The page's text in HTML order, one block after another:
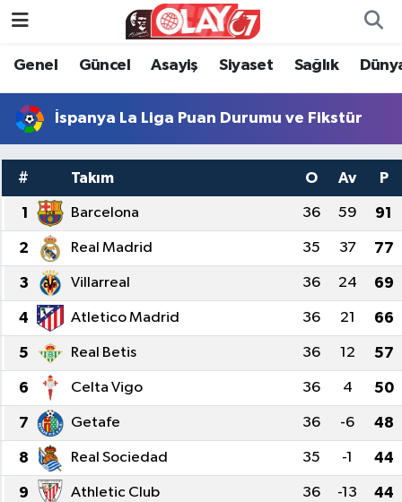
Genel Güncel Asayiş Siyaset Sağlık
İspanya La Liga Puan Durumu ve Fikstür
# Takım O Av P
1 Barcelona 36 59 91
2 Real Madrid 35 37 77
3 Villarreal 36 24 69
4 Atletico Madrid 36 21 66
5 Real Betis 36 12 57
6 Celta Vigo 36 4 50
7 Getafe 36 -6 48
8 Real Sociedad 35 -1 44
9 Athletic Club 36 -13 44
KATEGORİSİZ
ANA SAYFA
Genel
Güncel
Asayiş
Siyaset
Sağlık
Kültür Sanat
Dünya
Spor
Genel
Güncel
Asayiş
Siyaset
Sağlık
Dünya
Kültür Sanat
Eğitim
Spor
Zonguldak Nöbetçi Eczaneler
Zonguldak Hava Durumu
Zonguldak Namaz Vakitleri
Zonguldak Trafik Yoğunluk Haritası
Süper Lig Puan Durumu ve Fikstür
Tüm Manşetler
Son Dakika Haberleri
Haber Arşivi